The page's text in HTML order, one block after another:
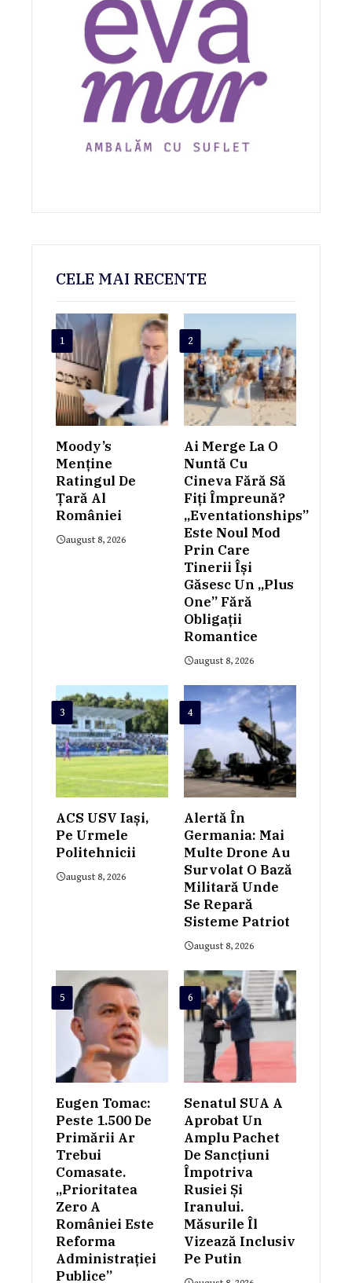
CELE MAI RECENTE
1
Moody’s
Menține
Ratingul De
Țară Al
României
august 8, 2026
2
Ai Merge La O
Nuntă Cu
Cineva Fără Să
Fiți Împreună?
„Eventationships”
Este Noul Mod
Prin Care
Tinerii Își
Găsesc Un „plus
One” Fără
Obligații
Romantice
august 8, 2026
3
ACS USV Iași,
Pe Urmele
Politehnicii
august 8, 2026
4
Alertă În
Germania: Mai
Multe Drone Au
Survolat O Bază
Militară Unde
Se Repară
Sisteme Patriot
august 8, 2026
5
Eugen Tomac:
Peste 1.500 De
Primării Ar
Trebui
Comasate.
„Prioritatea
Zero A
României Este
Reforma
Administrației
Publice”
6
Senatul SUA A
Aprobat Un
Amplu Pachet
De Sancțiuni
Împotriva
Rusiei Și
Iranului.
Măsurile Îl
Vizează Inclusiv
Pe Putin